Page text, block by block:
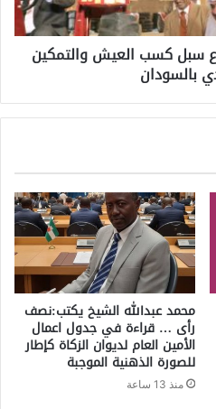
سبل كسب العيش والتمكين
بالسودان
محمد عبدالله الشيخ يكتب:نصف
رأى … قراءة في جدول اعمال
الأمين العام لديوان الزكاة كإطار
للصورة الذهنية الموجبة
منذ 13 ساعة